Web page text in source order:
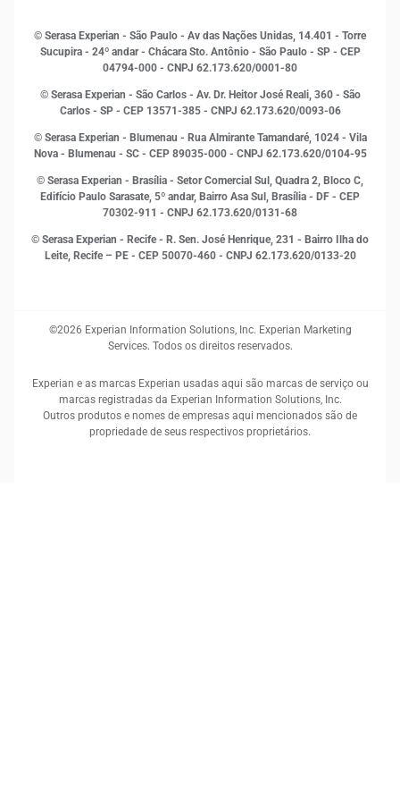
Inovação e Tecnologia
Leis e impostos
Marketing
Open Finance
Proteção de Dados
Sustentabilidade Corporativa
© Serasa Experian - São Paulo - Av das Nações Unidas, 14.401 - Torre
Sucupira - 24º andar - Chácara Sto. Antônio - São Paulo - SP - CEP
04794-000 - CNPJ 62.173.620/0001-80
© Serasa Experian - São Carlos - Av. Dr. Heitor José Reali, 360 - São
Carlos - SP - CEP 13571-385 - CNPJ 62.173.620/0093-06
© Serasa Experian - Blumenau - Rua Almirante Tamandaré, 1024 - Vila
Nova - Blumenau - SC - CEP 89035-000 - CNPJ 62.173.620/0104-95
© Serasa Experian - Brasília - Setor Comercial Sul, Quadra 2, Bloco C,
Edifício Paulo Sarasate, 5º andar, Bairro Asa Sul, Brasília - DF - CEP
70302-911 - CNPJ 62.173.620/0131-68
© Serasa Experian - Recife - R. Sen. José Henrique, 231 - Bairro Ilha do
Leite, Recife – PE - CEP 50070-460 - CNPJ 62.173.620/0133-20
©2026 Experian Information Solutions, Inc. Experian Marketing
Services. Todos os direitos reservados.
Experian e as marcas Experian usadas aqui são marcas de serviço ou
marcas registradas da Experian Information Solutions, Inc.
Outros produtos e nomes de empresas aqui mencionados são de
propriedade de seus respectivos proprietários.